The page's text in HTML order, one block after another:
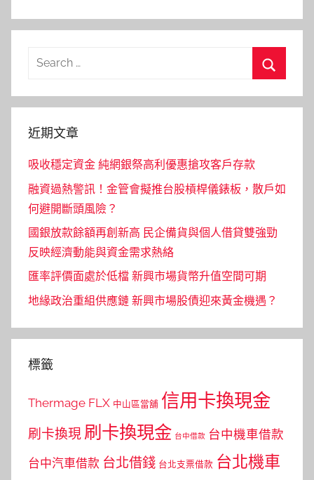
Search
近期文章
吸收穩定資金 純網銀祭高利優惠搶攻客戶存款
融資過熱警訊！金管會擬推台股槓桿儀錶板，散戶如
何避開斷頭風險？
國銀放款餘額再創新高 民企備貨與個人借貸雙強勁
反映經濟動能與資金需求熱絡
匯率評價面處於低檔 新興市場貨幣升值空間可期
地緣政治重組供應鏈 新興市場股債迎來黃金機遇？
標籤
Thermage FLX 中山區當舖 信用卡換現金
刷卡換現 刷卡換現金 台中借款 台中機車借款
台中汽車借款 台北借錢 台北支票借款 台北機車